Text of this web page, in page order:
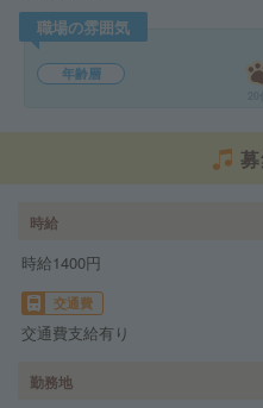
職場の雰囲気
年齢層
時給
時給1400円
交通費
交通費支給有り
勤務地